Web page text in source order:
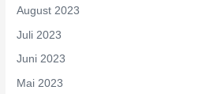
August 2023
Juli 2023
Juni 2023
Mai 2023